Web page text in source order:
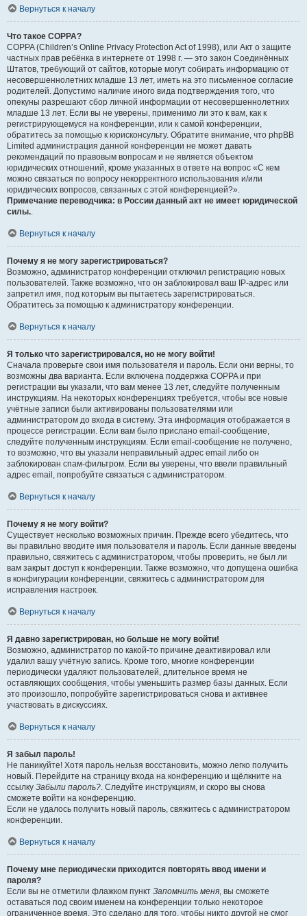
Вернуться к началу
Что такое COPPA?
COPPA (Children’s Online Privacy Protection Act of 1998), или Акт о защите
частных прав ребёнка в интернете от 1998 г. — это закон Соединённых
Штатов, требующий от сайтов, которые могут собирать информацию от
несовершеннолетних младше 13 лет, иметь на это письменное согласие
родителей. Допустимо наличие иного вида подтверждения того, что
опекуны разрешают сбор личной информации от несовершеннолетних
младше 13 лет. Если вы не уверены, применимо ли это к вам, как к
регистрирующемуся на конференции, или к самой конференции,
обратитесь за помощью к юрисконсульту. Обратите внимание, что phpBB
Limited администрация данной конференции не может давать
рекомендаций по правовым вопросам и не является объектом
юридических отношений, кроме указанных в ответе на вопрос «С кем
можно связаться по вопросу некорректного использования и/или
юридических вопросов, связанных с этой конференцией?».
Примечание переводчика: в России данный акт не имеет юридической
силы..
Вернуться к началу
Почему я не могу зарегистрироваться?
Возможно, администратор конференции отключил регистрацию новых
пользователей. Также возможно, что он заблокировал ваш IP-адрес или
запретил имя, под которым вы пытаетесь зарегистрироваться.
Обратитесь за помощью к администратору конференции.
Вернуться к началу
Я только что зарегистрировался, но не могу войти!
Сначала проверьте свои имя пользователя и пароль. Если они верны, то
возможны два варианта. Если включена поддержка COPPA и при
регистрации вы указали, что вам менее 13 лет, следуйте полученным
инструкциям. На некоторых конференциях требуется, чтобы все новые
учётные записи были активированы пользователями или
администратором до входа в систему. Эта информация отображается в
процессе регистрации. Если вам было прислано email-сообщение,
следуйте полученным инструкциям. Если email-сообщение не получено,
то возможно, что вы указали неправильный адрес email либо он
заблокирован спам-фильтром. Если вы уверены, что ввели правильный
адрес email, попробуйте связаться с администратором.
Вернуться к началу
Почему я не могу войти?
Существует несколько возможных причин. Прежде всего убедитесь, что
вы правильно вводите имя пользователя и пароль. Если данные введены
правильно, свяжитесь с администратором, чтобы проверить, не был ли
вам закрыт доступ к конференции. Также возможно, что допущена ошибка
в конфигурации конференции, свяжитесь с администратором для
исправления настроек.
Вернуться к началу
Я давно зарегистрирован, но больше не могу войти!
Возможно, администратор по какой-то причине деактивировал или
удалил вашу учётную запись. Кроме того, многие конференции
периодически удаляют пользователей, длительное время не
оставляющих сообщения, чтобы уменьшить размер базы данных. Если
это произошло, попробуйте зарегистрироваться снова и активнее
участвовать в дискуссиях.
Вернуться к началу
Я забыл пароль!
Не паникуйте! Хотя пароль нельзя восстановить, можно легко получить
новый. Перейдите на страницу входа на конференцию и щёлкните на
ссылку Забыли пароль?. Следуйте инструкциям, и скоро вы снова
сможете войти на конференцию.
Если не удалось получить новый пароль, свяжитесь с администратором
конференции.
Вернуться к началу
Почему мне периодически приходится повторять ввод имени и
пароля?
Если вы не отметили флажком пункт Запомнить меня, вы сможете
оставаться под своим именем на конференции только некоторое
ограниченное время. Это сделано для того, чтобы никто другой не смог